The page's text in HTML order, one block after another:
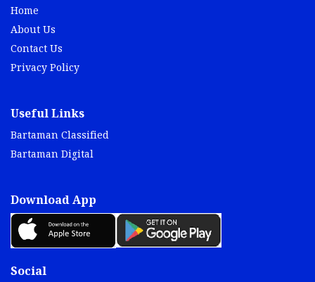
Home
About Us
Contact Us
Privacy Policy
Useful Links
Bartaman Classified
Bartaman Digital
Download App
Social